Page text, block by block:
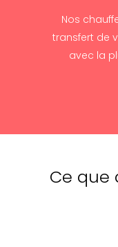
Nos
transfert de
avec la
Ce que